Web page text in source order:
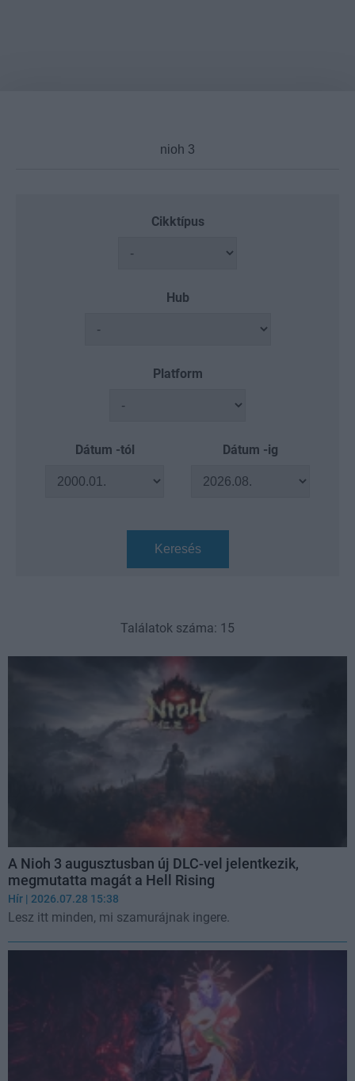
Cikktípus
Hub
Platform
Dátum -tól Dátum -ig
Keresés
Találatok száma: 15
A Nioh 3 augusztusban új DLC-vel jelentkezik,
megmutatta magát a Hell Rising
Hír | 2026.07.28 15:38
Lesz itt minden, mi szamurájnak ingere.